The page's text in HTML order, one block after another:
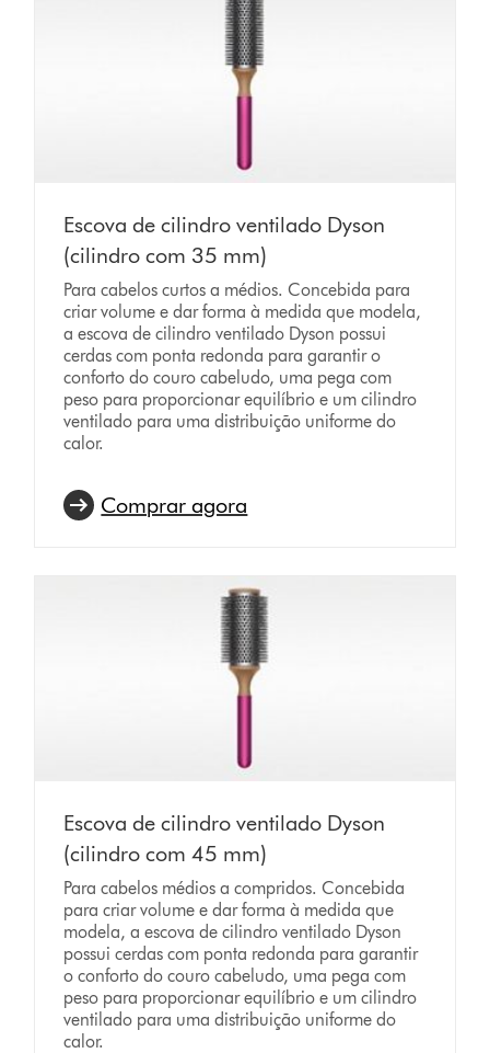
Escova de cilindro ventilado Dyson
(cilindro com 35 mm)
Para cabelos curtos a médios. Concebida para
criar volume e dar forma à medida que modela,
a escova de cilindro ventilado Dyson possui
cerdas com ponta redonda para garantir o
conforto do couro cabeludo, uma pega com
peso para proporcionar equilíbrio e um cilindro
ventilado para uma distribuição uniforme do
calor.
Comprar agora
Escova de cilindro ventilado Dyson
(cilindro com 45 mm)
Para cabelos médios a compridos. Concebida
para criar volume e dar forma à medida que
modela, a escova de cilindro ventilado Dyson
possui cerdas com ponta redonda para garantir
o conforto do couro cabeludo, uma pega com
peso para proporcionar equilíbrio e um cilindro
ventilado para uma distribuição uniforme do
calor.